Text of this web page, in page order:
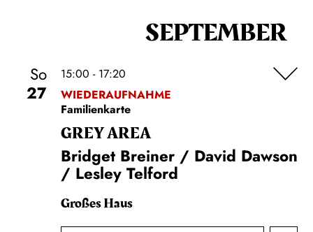
SEPTEMBER
So
27
15:00 - 17:20
WIEDERAUFNAHME
Familienkarte
GREY AREA
Bridget Breiner / David Dawson
/ Lesley Telford
Großes Haus